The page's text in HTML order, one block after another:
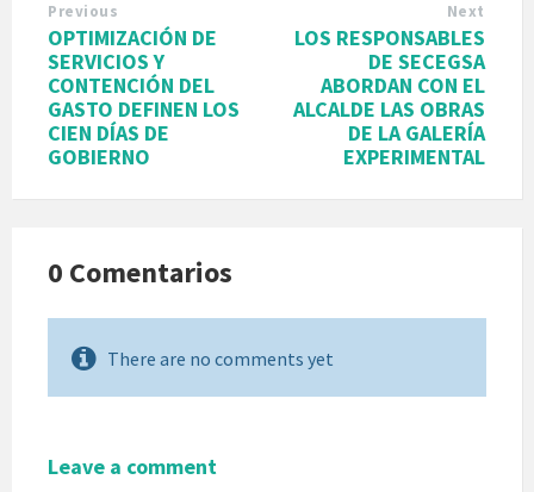
Previous
OPTIMIZACIÓN DE
SERVICIOS Y
CONTENCIÓN DEL
GASTO DEFINEN LOS
CIEN DÍAS DE
GOBIERNO
Next
LOS RESPONSABLES
DE SECEGSA
ABORDAN CON EL
ALCALDE LAS OBRAS
DE LA GALERÍA
EXPERIMENTAL
0 Comentarios
There are no comments yet
Leave a comment